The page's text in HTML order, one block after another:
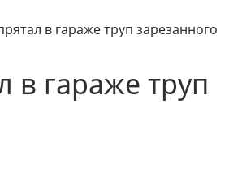
в гараже труп зарезанного
в гараже труп